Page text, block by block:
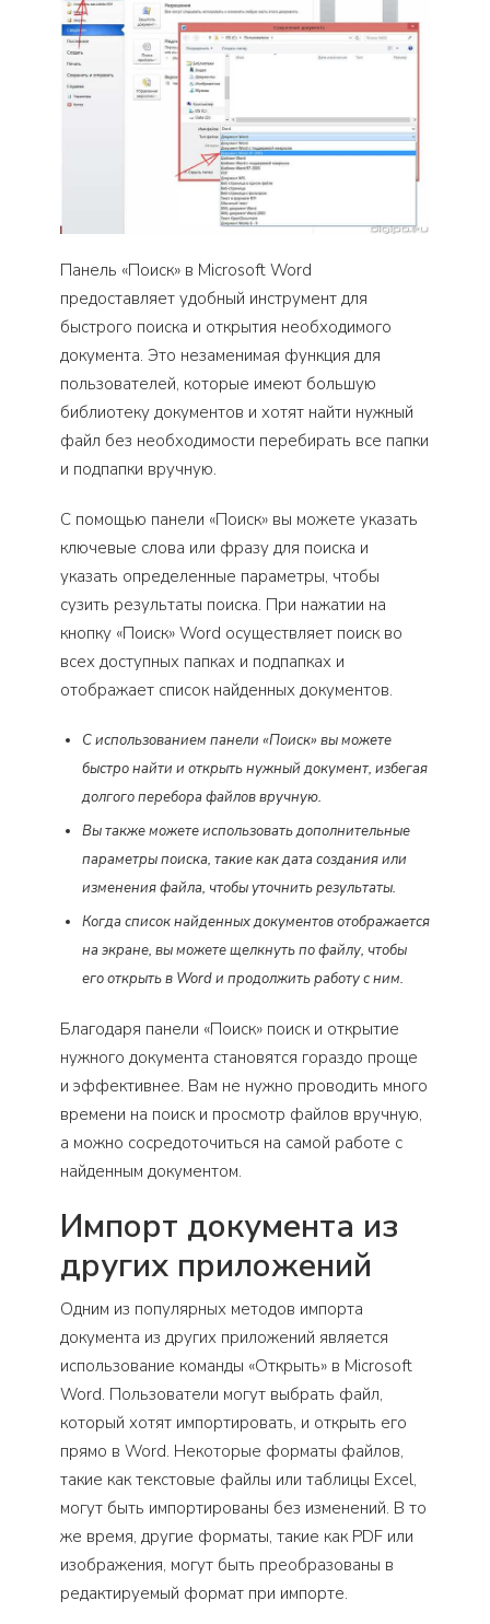
Панель «Поиск» в Microsoft Word
предоставляет удобный инструмент для
быстрого поиска и открытия необходимого
документа. Это незаменимая функция для
пользователей, которые имеют большую
библиотеку документов и хотят найти нужный
файл без необходимости перебирать все папки
и подпапки вручную.
С помощью панели «Поиск» вы можете указать
ключевые слова или фразу для поиска и
указать определенные параметры, чтобы
сузить результаты поиска. При нажатии на
кнопку «Поиск» Word осуществляет поиск во
всех доступных папках и подпапках и
отображает список найденных документов.
С использованием панели «Поиск» вы можете
быстро найти и открыть нужный документ, избегая
долгого перебора файлов вручную.
Вы также можете использовать дополнительные
параметры поиска, такие как дата создания или
изменения файла, чтобы уточнить результаты.
Когда список найденных документов отображается
на экране, вы можете щелкнуть по файлу, чтобы
его открыть в Word и продолжить работу с ним.
Благодаря панели «Поиск» поиск и открытие
нужного документа становятся гораздо проще
и эффективнее. Вам не нужно проводить много
времени на поиск и просмотр файлов вручную,
а можно сосредоточиться на самой работе с
найденным документом.
Импорт документа из
других приложений
Одним из популярных методов импорта
документа из других приложений является
использование команды «Открыть» в Microsoft
Word. Пользователи могут выбрать файл,
который хотят импортировать, и открыть его
прямо в Word. Некоторые форматы файлов,
такие как текстовые файлы или таблицы Excel,
могут быть импортированы без изменений. В то
же время, другие форматы, такие как PDF или
изображения, могут быть преобразованы в
редактируемый формат при импорте.